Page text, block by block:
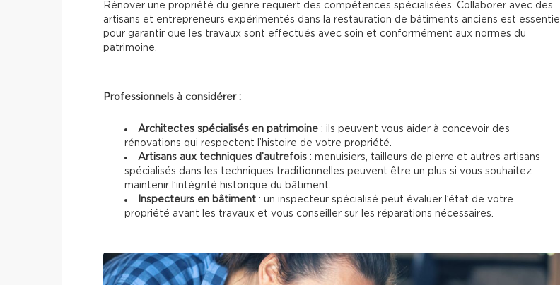
Rénover une propriété du genre requiert des compétences spécialisées. Collaborer avec des
artisans et entrepreneurs expérimentés dans la restauration de bâtiments anciens est essentiel
pour garantir que les travaux sont effectués avec soin et conformément aux normes du
patrimoine.
Professionnels à considérer :
Architectes spécialisés en patrimoine : ils peuvent vous aider à concevoir des
rénovations qui respectent l’histoire de votre propriété.
Artisans aux techniques d’autrefois : menuisiers, tailleurs de pierre et autres artisans
spécialisés dans les techniques traditionnelles peuvent être un plus si vous souhaitez
maintenir l’intégrité historique du bâtiment.
Inspecteurs en bâtiment : un inspecteur spécialisé peut évaluer l’état de votre
propriété avant les travaux et vous conseiller sur les réparations nécessaires.